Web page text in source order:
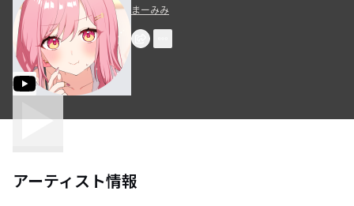
まーみみ
アーティスト情報